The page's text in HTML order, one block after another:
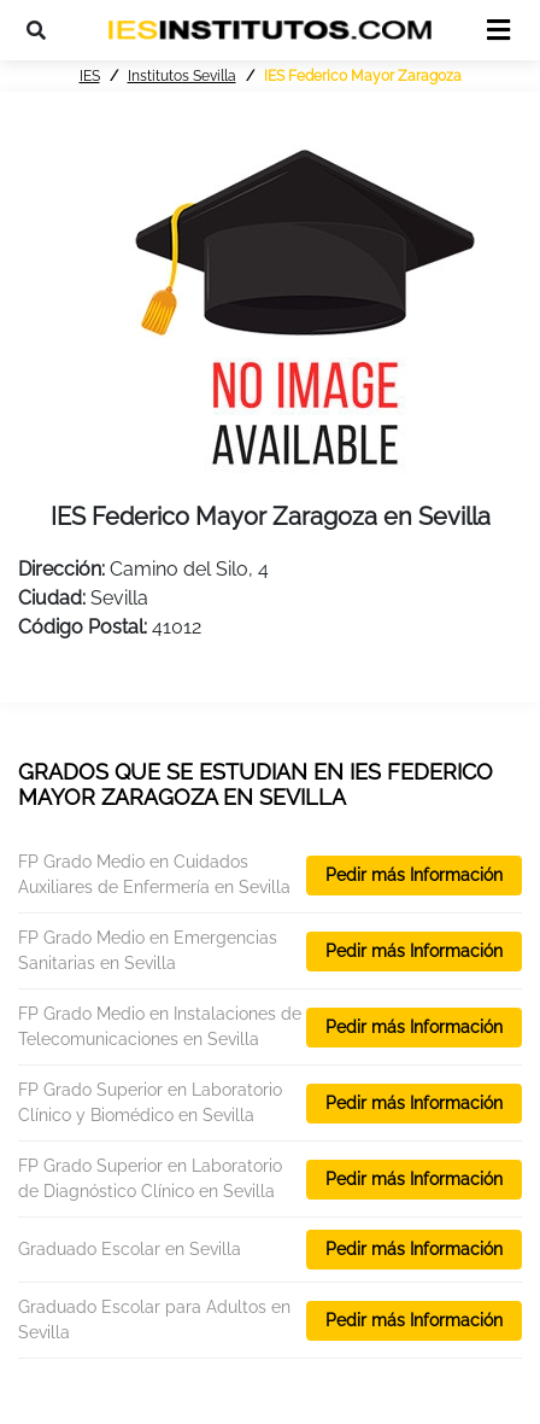
IES Institutos Sevilla IES Federico Mayor Zaragoza
IES Federico Mayor Zaragoza en Sevilla
Dirección: Camino del Silo, 4
Ciudad: Sevilla
Código Postal: 41012
GRADOS QUE SE ESTUDIAN EN IES FEDERICO
MAYOR ZARAGOZA EN SEVILLA
FP Grado Medio en Cuidados
Auxiliares de Enfermería en Sevilla
Pedir más Información
FP Grado Medio en Emergencias
Sanitarias en Sevilla
Pedir más Información
FP Grado Medio en Instalaciones de
Telecomunicaciones en Sevilla
Pedir más Información
FP Grado Superior en Laboratorio
Clínico y Biomédico en Sevilla
Pedir más Información
FP Grado Superior en Laboratorio
de Diagnóstico Clínico en Sevilla
Pedir más Información
Graduado Escolar en Sevilla Pedir más Información
Graduado Escolar para Adultos en
Sevilla
Pedir más Información